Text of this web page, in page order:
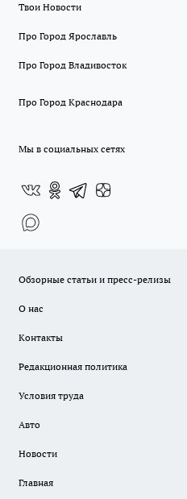
Твои Новости
Про Город Ярославль
Про Город Владивосток
Про Город Краснодара
Мы в социальных сетях
Обзорные статьи и пресс-релизы
О нас
Контакты
Редакционная политика
Условия труда
Авто
Новости
Главная